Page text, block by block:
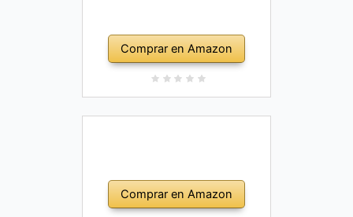
Comprar en Amazon
Comprar en Amazon